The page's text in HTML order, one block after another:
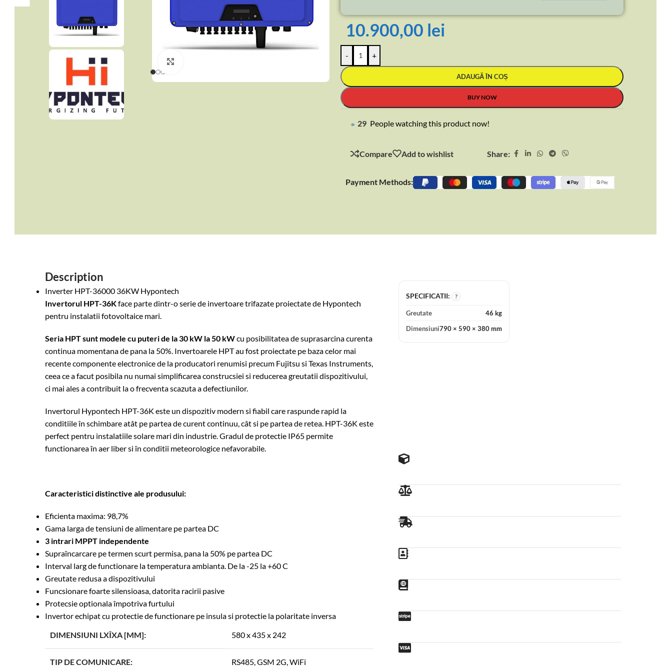
10.900,00 lei
- +
ADAUGĂ ÎN COȘ
BUY NOW
29 People watching this product now!
Compare Add to wishlist Share:
Payment Methods:
Description
Inverter HPT-36000 36KW Hypontech
Invertorul HPT-36Kface parte dintr-o serie de invertoare trifazate proiectate de Hypontech
pentru instalatii fotovoltaice mari.
Seria HPT sunt modele cu puteri de la 30 kW la 50 kWcu posibilitatea de suprasarcina curenta
continua momentana de pana la 50%. Invertoarele HPT au fost proiectate pe baza celor mai
recente componente electronice de la producatori renumisi precum Fujitsu si Texas Instruments,
ceea ce a facut posibila nu numai simplificarea construcsiei si reducerea greutatii dispozitivului,
ci mai ales a contribuit la o frecventa scazuta a defectiunilor.
Invertorul Hypontech HPT-36K este un dispozitiv modern si fiabil care raspunde rapid la
conditiile în schimbare atât pe partea de curent continuu, cât si pe partea de retea. HPT-36K este
perfect pentru instalatiile solare mari din industrie. Gradul de protectie IP65 permite
functionarea în aer liber si în conditii meteorologice nefavorabile.
Caracteristici distinctive ale produsului:
Eficienta maxima: 98,7%
Gama larga de tensiuni de alimentare pe partea DC
3 intrari MPPT independente
Supraîncarcare pe termen scurt permisa, pana la 50% pe partea DC
Interval larg de functionare la temperatura ambianta. De la -25 la +60 C
Greutate redusa a dispozitivului
Funcsionare foarte silensioasa, datorita racirii pasive
Protecsie optionala împotriva furtului
Invertor echipat cu protectie de functionare pe insula si protectie la polaritate inversa
DIMENSIUNI LXÎXA [MM]:
580 x 435 x 242
TIP DE COMUNICARE: RS485, GSM 2G, WiFi
SPECIFICATII: ?
Greutate
46 kg
Dimensiuni790 × 590 × 380 mm